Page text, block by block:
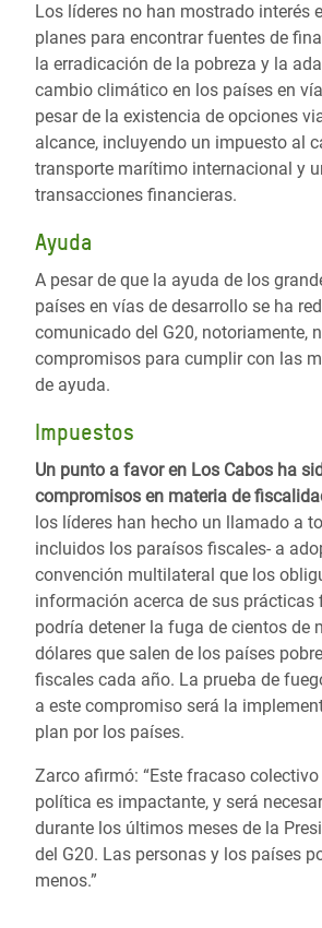
Los líderes no han mostrado interés
planes para encontrar fuentes de
la erradicación de la pobreza y la
cambio climático en los países en
pesar de la existencia de opciones
alcance, incluyendo un impuesto al
transporte marítimo internacional y
transacciones financieras.
Ayuda
A pesar de que la ayuda de los
países en vías de desarrollo se ha
comunicado del G20, notoriamente,
compromisos para cumplir con las
de ayuda.
Impuestos
Un punto a favor en Los Cabos ha
compromisos en materia de
los líderes han hecho un llamado a
incluidos los paraísos fiscales- a
convención multilateral que los
información acerca de sus prácticas
podría detener la fuga de cientos de
dólares que salen de los países
fiscales cada año. La prueba de
a este compromiso será la
plan por los países.
Zarco afirmó: “Este fracaso
política es impactante, y será
durante los últimos meses de la
del G20. Las personas y los países
menos.”